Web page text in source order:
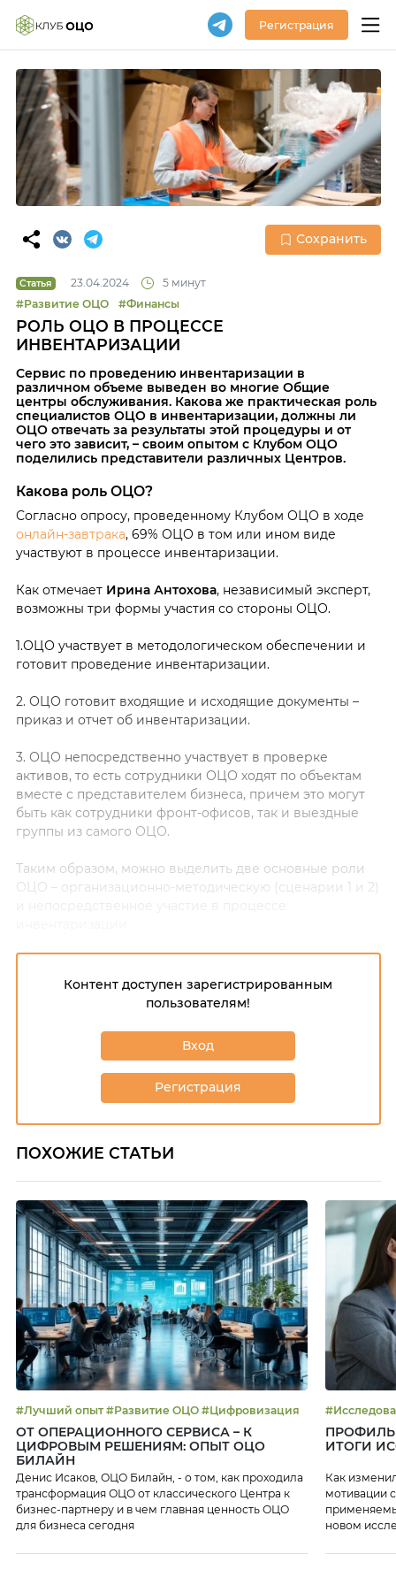
Регистрация
Сохранить
Статья 23.04.2024
5 минут
#Развитие ОЦО
#Финансы
РОЛЬ ОЦО В ПРОЦЕССЕ
ИНВЕНТАРИЗАЦИИ
Сервис по проведению инвентаризации в
различном объеме выведен во многие Общие
центры обслуживания. Какова же практическая роль
специалистов ОЦО в инвентаризации, должны ли
ОЦО отвечать за результаты этой процедуры и от
чего это зависит, – своим опытом с Клубом ОЦО
поделились представители различных Центров.
Какова роль ОЦО?
Согласно опросу, проведенному Клубом ОЦО в ходе
онлайн-завтрака, 69% ОЦО в том или ином виде
участвуют в процессе инвентаризации.
Как отмечает Ирина Антохова, независимый эксперт,
возможны три формы участия со стороны ОЦО.
1.ОЦО участвует в методологическом обеспечении и
готовит проведение инвентаризации.
2. ОЦО готовит входящие и исходящие документы –
приказ и отчет об инвентаризации.
3. ОЦО непосредственно участвует в проверке
активов, то есть сотрудники ОЦО ходят по объектам
вместе с представителем бизнеса, причем это могут
быть как сотрудники фронт-офисов, так и выездные
группы из самого ОЦО.
Таким образом, можно выделить две основные роли
ОЦО – организационно-методическую (сценарии 1 и 2)
Контент доступен зарегистрированным
пользователям!
Вход
Регистрация
ПОХОЖИЕ СТАТЬИ
#Лучший опыт #Развитие ОЦО #Цифровизация
ОТ ОПЕРАЦИОННОГО СЕРВИСА – К
ЦИФРОВЫМ РЕШЕНИЯМ: ОПЫТ ОЦО
БИЛАЙН
Денис Исаков, ОЦО Билайн, - о том, как проходила
трансформация ОЦО от классического Центра к
бизнес-партнеру и в чем главная ценность ОЦО
для бизнеса сегодня
ПРОФИЛЬ
ИТОГИ
Как
мотивации
новом